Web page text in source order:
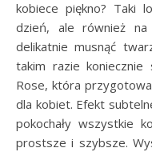
kobiece piękno? Taki
dzień, ale również
delikatnie musnąć
takim razie koniecznie
Rose, która
dla kobiet. Efekt
pokochały wszystkie
prostsze i szybsze.